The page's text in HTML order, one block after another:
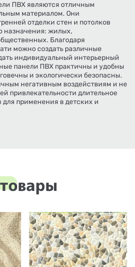
ПВХ являются отличным
материалом. Они
отделки стен и потолков
назначения: жилых,
Благодаря
можно создать различные
индивидуальный интерьерный
панели ПВХ практичны и удобны
и экологически безопасны.
негативным воздействиям и не
привлекательности длительное
применения в детских и